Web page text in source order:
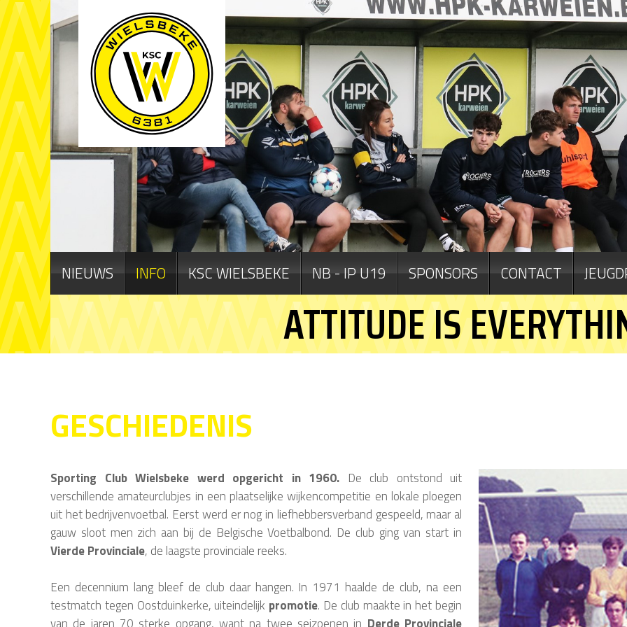
NIEUWS INFO KSC WIELSBEKE NB - IP U19 SPONSORS CONTACT
ATTITUDE IS
GESCHIEDENIS
Sporting Club Wielsbeke werd opgericht in 1960. De club ontstond uit
verschillende amateurclubjes in een plaatselijke wijkencompetitie en lokale ploegen
uit het bedrijvenvoetbal. Eerst werd er nog in liefhebbersverband gespeeld, maar al
gauw sloot men zich aan bij de Belgische Voetbalbond. De club ging van start in
Vierde Provinciale, de laagste provinciale reeks.
Een decennium lang bleef de club daar hangen. In 1971 haalde de club, na een
testmatch tegen Oostduinkerke, uiteindelijk promotie. De club maakte in het begin